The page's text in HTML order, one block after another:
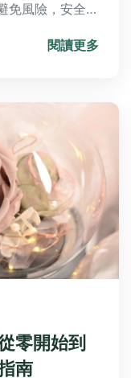
免風險，安全欣
閱讀更多
零開始到
南